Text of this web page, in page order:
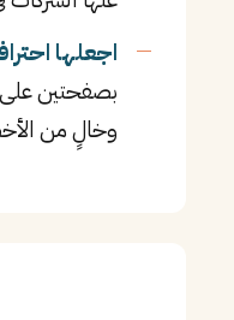
اجعلها
بصفحتين
وخالٍ من